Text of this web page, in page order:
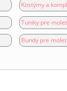
Kostýmy a
Tuniky pre
Bundy pre